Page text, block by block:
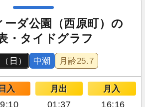
ーダ公園（西原町）の
・タイドグラフ
日） 中潮 月齢25.7
日入 月出 月入
01:37 16:16